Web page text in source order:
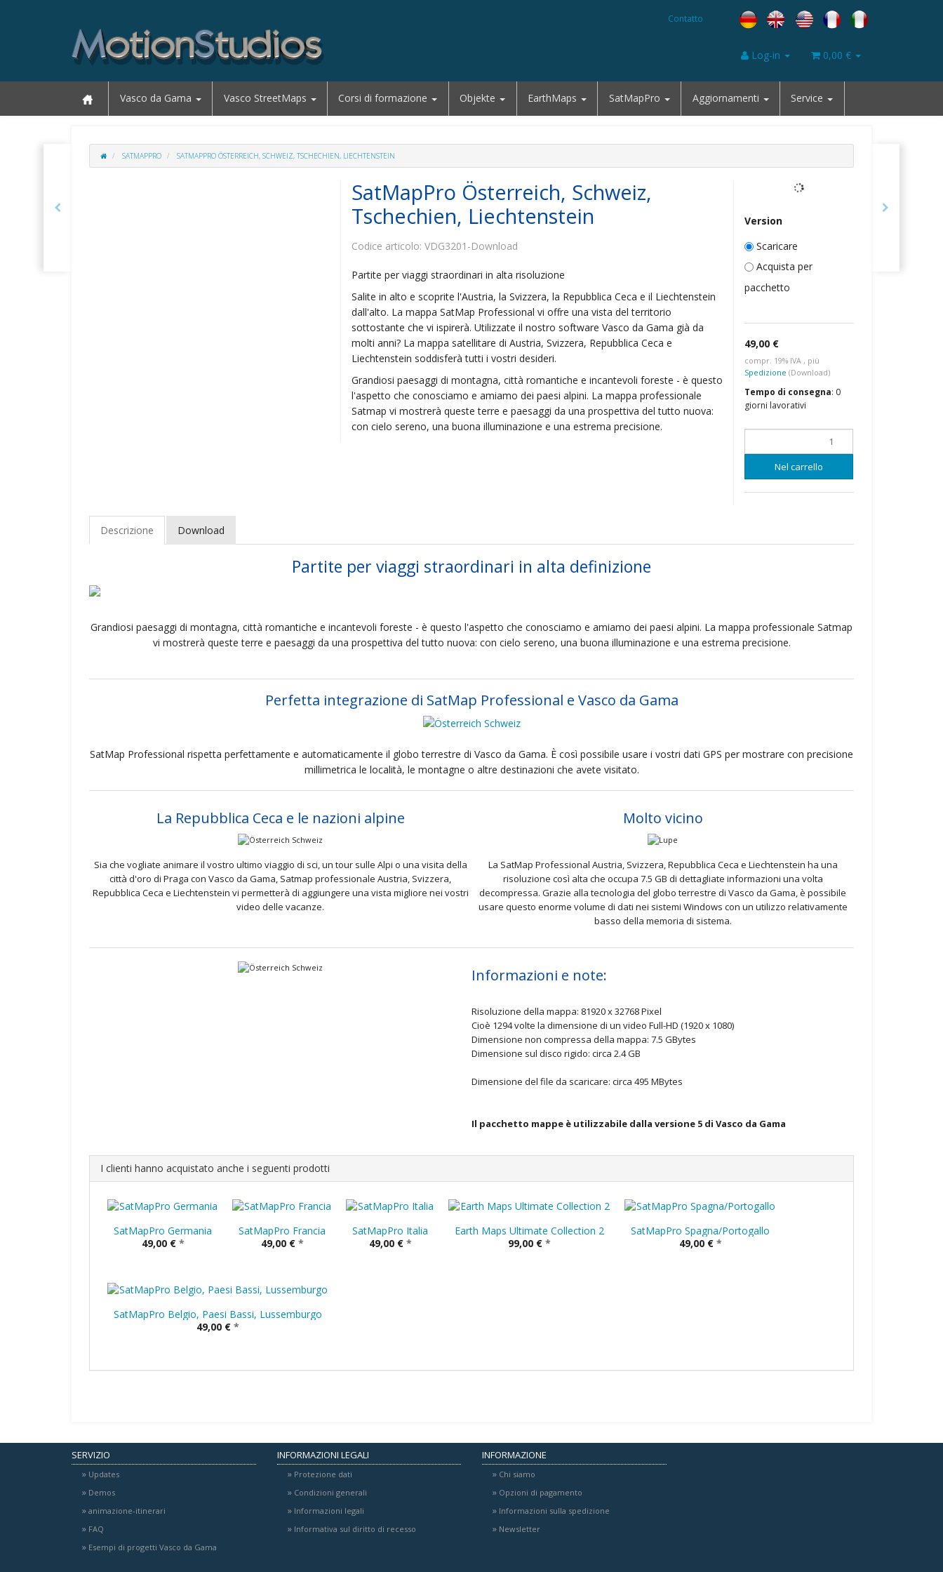
Contatto
Log-in 0,00 €
Vasco da Gama Vasco StreetMaps Corsi di formazione Objekte EarthMaps SatMapPro Aggiornamenti Service
SATMAPPRO SATMAPPRO ÖSTERREICH, SCHWEIZ, TSCHECHIEN, LIECHTENSTEIN
SatMapPro Österreich, Schweiz,
Tschechien, Liechtenstein
Codice articolo:VDG3201-Download
Partite per viaggi straordinari in alta risoluzione
Salite in alto e scoprite l'Austria, la Svizzera, la Repubblica Ceca e il Liechtenstein
dall'alto. La mappa SatMap Professional vi offre una vista del territorio
sottostante che vi ispirerà. Utilizzate il nostro software Vasco da Gama già da
molti anni? La mappa satellitare di Austria, Svizzera, Repubblica Ceca e
Liechtenstein soddisferà tutti i vostri desideri.
Grandiosi paesaggi di montagna, città romantiche e incantevoli foreste - è questo
l'aspetto che conosciamo e amiamo dei paesi alpini. La mappa professionale
Satmap vi mostrerà queste terre e paesaggi da una prospettiva del tutto nuova:
con cielo sereno, una buona illuminazione e una estrema precisione.
Version
Scaricare
Acquista per
pacchetto
49,00 €
compr. 19% IVA , più
Spedizione(Download)
Tempo di consegna: 0
giorni lavorativi
Nel carrello
Descrizione Download
Partite per viaggi straordinari in alta definizione
Grandiosi paesaggi di montagna, città romantiche e incantevoli foreste - è questo l'aspetto che conosciamo e amiamo dei paesi alpini. La mappa professionale Satmap
vi mostrerà queste terre e paesaggi da una prospettiva del tutto nuova: con cielo sereno, una buona illuminazione e una estrema precisione.
Perfetta integrazione di SatMap Professional e Vasco da Gama
SatMap Professional rispetta perfettamente e automaticamente il globo terrestre di Vasco da Gama. È così possibile usare i vostri dati GPS per mostrare con precisione
millimetrica le località, le montagne o altre destinazioni che avete visitato.
La Repubblica Ceca e le nazioni alpine Molto vicino
Sia che vogliate animare il vostro ultimo viaggio di sci, un tour sulle Alpi o una visita della
città d'oro di Praga con Vasco da Gama, Satmap professionale Austria, Svizzera,
Repubblica Ceca e Liechtenstein vi permetterà di aggiungere una vista migliore nei vostri
video delle vacanze.
La SatMap Professional Austria, Svizzera, Repubblica Ceca e Liechtenstein ha una
risoluzione così alta che occupa 7.5 GB di dettagliate informazioni una volta
decompressa. Grazie alla tecnologia del globo terrestre di Vasco da Gama, è possibile
usare questo enorme volume di dati nei sistemi Windows con un utilizzo relativamente
basso della memoria di sistema.
Informazioni e note:
Risoluzione della mappa: 81920 x 32768 Pixel
Cioè 1294 volte la dimensione di un video Full-HD (1920 x 1080)
Dimensione non compressa della mappa: 7.5 GBytes
Dimensione sul disco rigido: circa 2.4 GB
Dimensione del file da scaricare: circa 495 MBytes
Il pacchetto mappe è utilizzabile dalla versione 5 di Vasco da Gama
I clienti hanno acquistato anche i seguenti prodotti
SatMapPro Germania
49,00 € *
SatMapPro Francia
49,00 € *
SatMapPro Italia
49,00 € *
Earth Maps Ultimate Collection 2
99,00 € *
SatMapPro Spagna/Portogallo
49,00 € *
SatMapPro Belgio, Paesi Bassi, Lussemburgo
49,00 € *
SERVIZIO
Updates
Demos
animazione-itinerari
FAQ
Esempi di progetti Vasco da Gama
INFORMAZIONI LEGALI
Protezione dati
Condizioni generali
Informazioni legali
Informativa sul diritto di recesso
INFORMAZIONE
Chi siamo
Opzioni di pagamento
Informazioni sulla spedizione
Newsletter